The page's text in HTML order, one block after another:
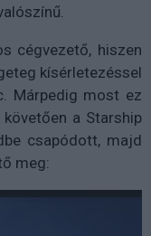
cégvezető, hiszen
kísérletezéssel
Márpedig most ez
a Starship
csapódott, majd
meg: